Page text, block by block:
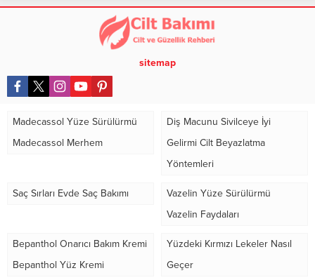
sitemap
Madecassol Yüze Sürülürmü
Madecassol Merhem
Diş Macunu Sivilceye İyi
Gelirmi Cilt Beyazlatma
Yöntemleri
Saç Sırları Evde Saç Bakımı
Vazelin Yüze Sürülürmü
Vazelin Faydaları
Bepanthol Onarıcı Bakım Kremi
Bepanthol Yüz Kremi
Yüzdeki Kırmızı Lekeler Nasıl
Geçer